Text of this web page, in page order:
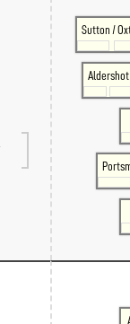
Sutton /
Aldershot